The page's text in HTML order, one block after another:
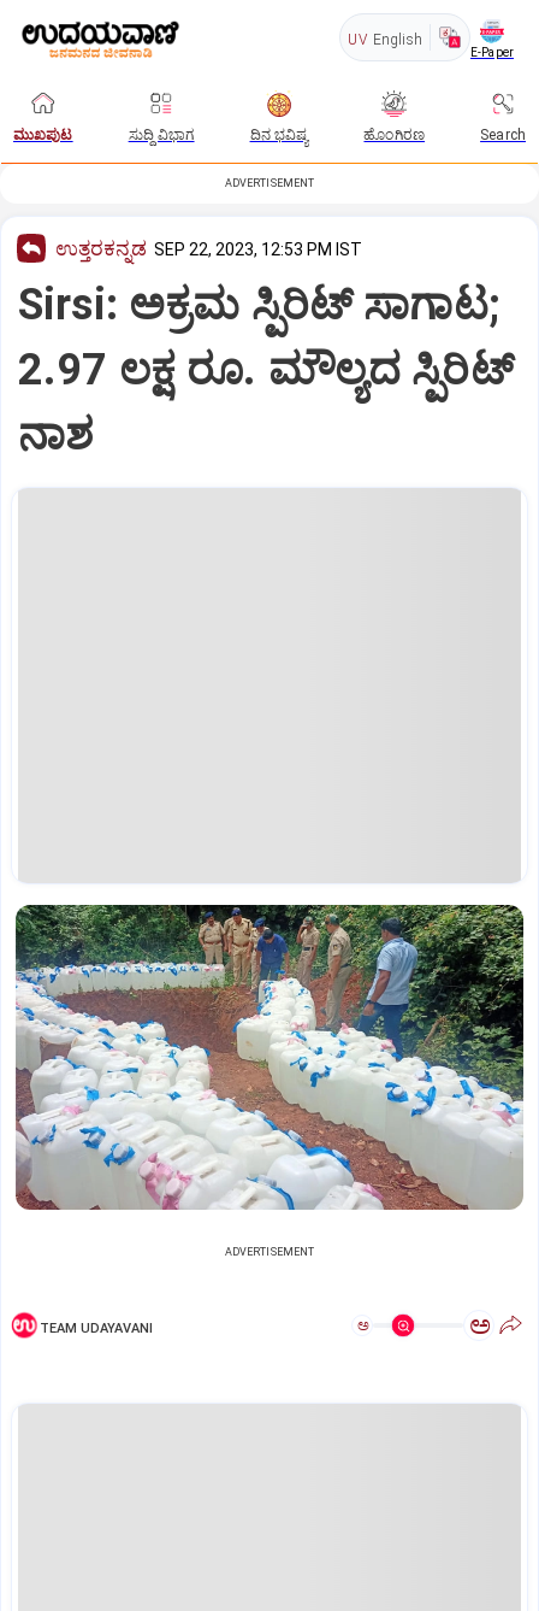
UV English
E-Paper
ಮುಖಪುಟ ಸುದ್ದಿ ವಿಭಾಗ ದಿನ ಭವಿಷ್ಯ ಹೊಂಗಿರಣ Search
ADVERTISEMENT
ಉತ್ತರಕನ್ನಡ SEP 22, 2023, 12:53 PM IST
Sirsi: ಅಕ್ರಮ ಸ್ಪಿರಿಟ್ ಸಾಗಾಟ;
2.97 ಲಕ್ಷ ರೂ. ಮೌಲ್ಯದ ಸ್ಪಿರಿಟ್
ನಾಶ
ADVERTISEMENT
TEAM UDAYAVANI ಅ ಅ